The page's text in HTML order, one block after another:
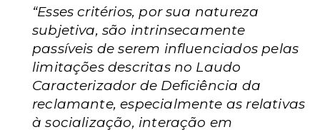
“Esses critérios, por sua natureza
subjetiva, são intrinsecamente
passíveis de serem influenciados pelas
limitações descritas no Laudo
Caracterizador de Deficiência da
reclamante, especialmente as relativas
à socialização, interação em